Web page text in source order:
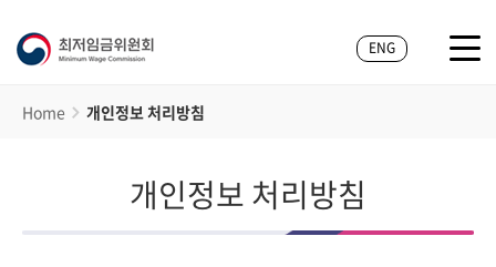
ENG
Home 개인정보 처리방침
개인정보 처리방침